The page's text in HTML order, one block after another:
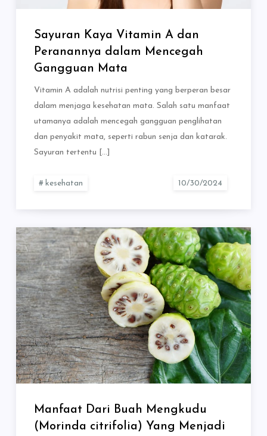
Sayuran Kaya Vitamin A dan
Peranannya dalam Mencegah
Gangguan Mata
Vitamin A adalah nutrisi penting yang berperan besar
dalam menjaga kesehatan mata. Salah satu manfaat
utamanya adalah mencegah gangguan penglihatan
dan penyakit mata, seperti rabun senja dan katarak.
Sayuran tertentu […]
kesehatan
Manfaat Dari Buah Mengkudu
(Morinda citrifolia) Yang Menjadi